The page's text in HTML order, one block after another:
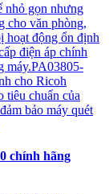
nhỏ gọn nhưng
cho văn phòng,
hoạt động ổn định
điện áp chính
máy.PA03805-
cho Ricoh
tiêu chuẩn của
bảo máy quét
chính hãng